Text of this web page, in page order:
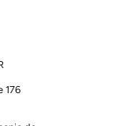
176